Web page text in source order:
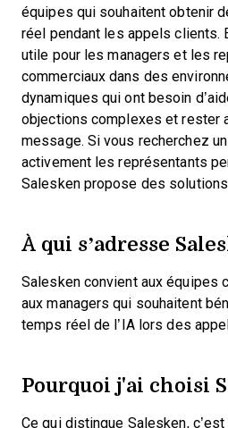
équipes qui souhaitent obtenir
réel pendant les appels clients.
utile pour les managers et les
commerciaux dans des
dynamiques qui ont besoin
objections complexes et rester
message. Si vous recherchez
activement les représentants
Salesken propose des
À qui s’adresse
Salesken convient aux équipes
aux managers qui souhaitent
temps réel de l’IA lors des
Pourquoi j'ai choisi
Ce qui distingue Salesken,